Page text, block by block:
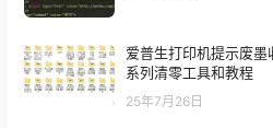
爱普生打印机提示废
系列清零工具和教程
25年7月26日